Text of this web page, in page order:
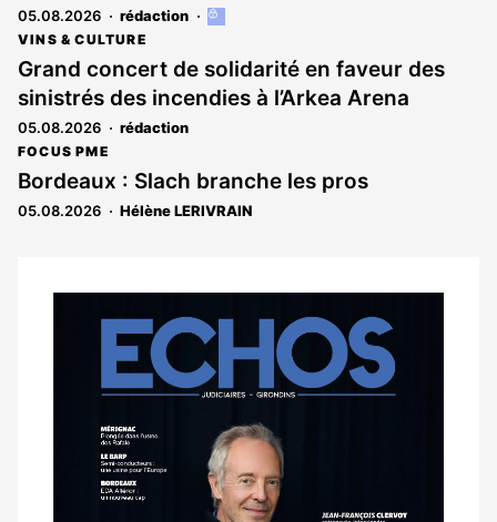
05.08.2026 rédaction
Cet
réservé
aux
VINS & CULTURE
Grand concert de solidarité en faveur des
sinistrés des incendies à l’Arkea Arena
05.08.2026 rédaction
FOCUS PME
Bordeaux : Slach branche les pros
05.08.2026 Hélène LERIVRAIN
dernier
magazine